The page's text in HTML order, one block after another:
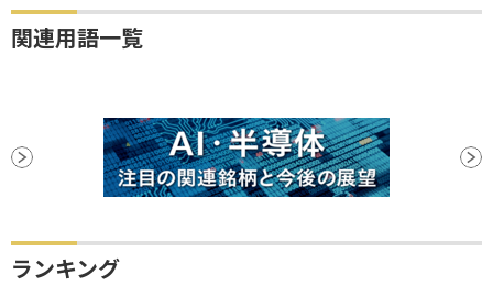
関連用語一覧
ランキング